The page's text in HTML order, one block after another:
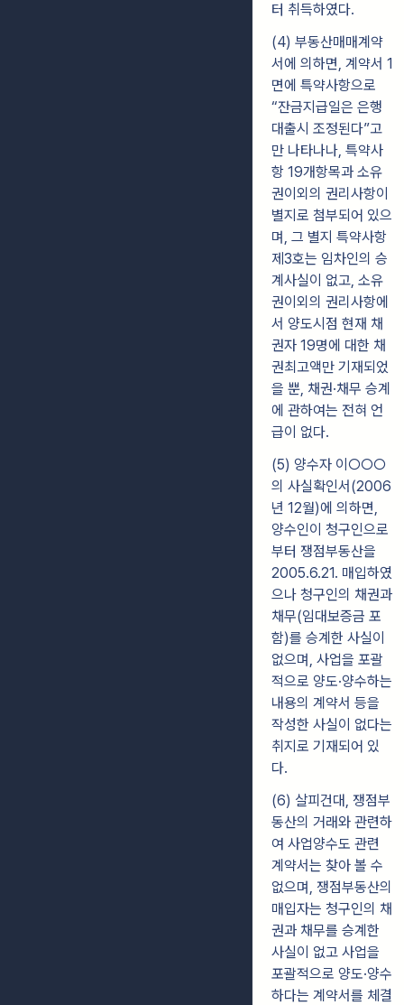
터 취득하였다.
(4) 부동산매매계약
서에 의하면, 계약서 1
면에 특약사항으로
“잔금지급일은 은행
대출시 조정된다”고
만 나타나나, 특약사
항 19개항목과 소유
권이외의 권리사항이
별지로 첨부되어 있으
며, 그 별지 특약사항
제3호는 임차인의 승
계사실이 없고, 소유
권이외의 권리사항에
서 양도시점 현재 채
권자 19명에 대한 채
권최고액만 기재되었
을 뿐, 채권·채무 승계
에 관하여는 전혀 언
급이 없다.
(5) 양수자 이○○○
의 사실확인서(2006
년 12월)에 의하면,
양수인이 청구인으로
부터 쟁점부동산을
2005.6.21. 매입하였
으나 청구인의 채권과
채무(임대보증금 포
함)를 승계한 사실이
없으며, 사업을 포괄
적으로 양도·양수하는
내용의 계약서 등을
작성한 사실이 없다는
취지로 기재되어 있
다.
(6) 살피건대, 쟁점부
동산의 거래와 관련하
여 사업양수도 관련
계약서는 찾아 볼 수
없으며, 쟁점부동산의
매입자는 청구인의 채
권과 채무를 승계한
사실이 없고 사업을
포괄적으로 양도·양수
하다는 계약서를 체결